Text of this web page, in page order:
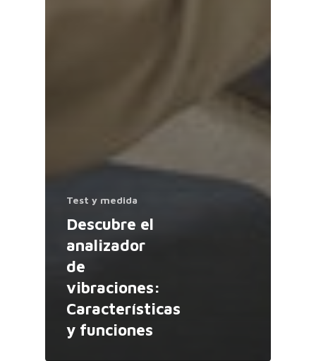
Test y medida
Descubre el
analizador
de
vibraciones:
Características
y funciones